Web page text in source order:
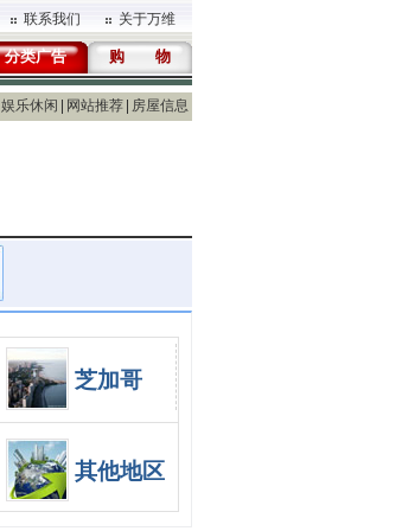
联系我们 关于万维
分类广告 购 物
娱乐休闲 网站推荐 房屋信息
芝加哥
其他地区